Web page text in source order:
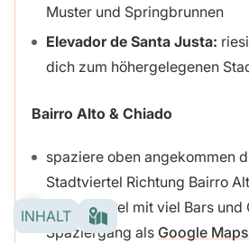
Muster und Springbrunnen
Elevador de Santa Justa:
dich zum höhergelegenen
Bairro Alto & Chiado
spaziere oben angekommen
Stadtviertel Richtung Bairro
Szeneviertel mit viel Bars und
Spaziergang als Google
INHALT